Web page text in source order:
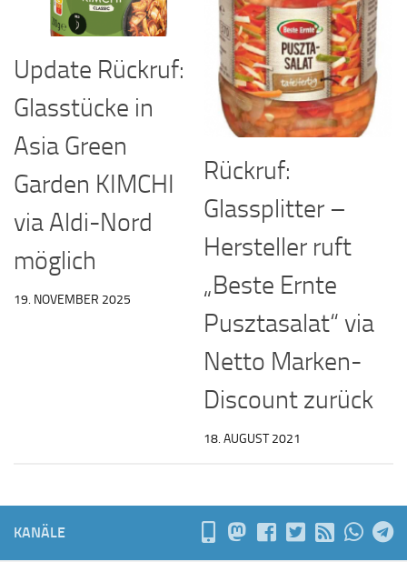
Update Rückruf:
Glasstücke in
Asia Green
Garden KIMCHI
via Aldi-Nord
möglich
19. NOVEMBER 2025
Rückruf:
Glassplitter –
Hersteller ruft
„Beste Ernte
Pusztasalat“ via
Netto Marken-
Discount zurück
18. AUGUST 2021
KANÄLE